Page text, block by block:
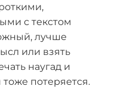
с текстом
лучше
или взять
наугад и
тоже потеряется.